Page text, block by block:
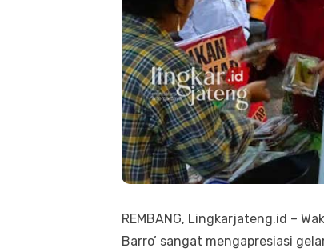
REMBANG, Lingkarjateng.id –
Barro’ sangat mengapresiasi